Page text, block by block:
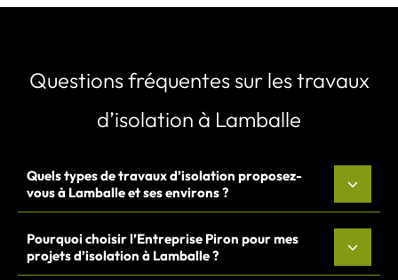
Questions fréquentes sur les travaux
d’isolation à Lamballe
Quels types de travaux d’isolation proposez-
vous à Lamballe et ses environs ?
Pourquoi choisir l’Entreprise Piron pour mes
projets d’isolation à Lamballe ?